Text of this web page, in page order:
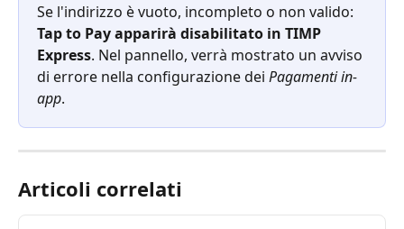
Se l'indirizzo è vuoto, incompleto o non valido:
Tap to Pay apparirà disabilitato in TIMP
Express. Nel pannello, verrà mostrato un avviso
di errore nella configurazione dei Pagamenti in-
app.
Articoli correlati